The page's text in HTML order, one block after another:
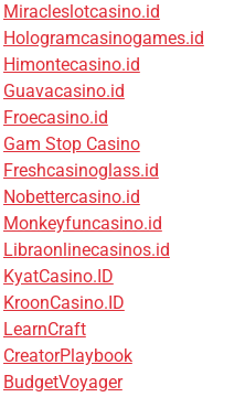
Miracleslotcasino.id
Hologramcasinogames.id
Himontecasino.id
Guavacasino.id
Froecasino.id
Gam Stop Casino
Freshcasinoglass.id
Nobettercasino.id
Monkeyfuncasino.id
Libraonlinecasinos.id
KyatCasino.ID
KroonCasino.ID
LearnCraft
CreatorPlaybook
BudgetVoyager